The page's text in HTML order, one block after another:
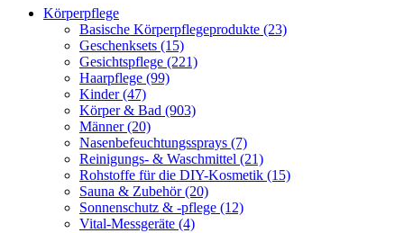
Körperpflege
Basische Körperpflegeprodukte (23)
Geschenksets (15)
Gesichtspflege (221)
Haarpflege (99)
Kinder (47)
Körper & Bad (903)
Männer (20)
Nasenbefeuchtungssprays (7)
Reinigungs- & Waschmittel (21)
Rohstoffe für die DIY-Kosmetik (15)
Sauna & Zubehör (20)
Sonnenschutz & -pflege (12)
Vital-Messgeräte (4)